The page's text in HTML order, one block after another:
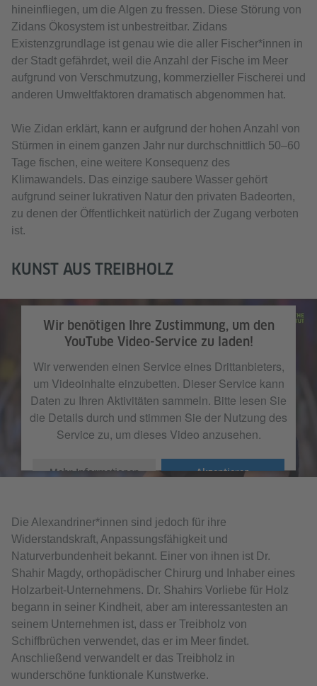
hineinfliegen, um die Algen zu fressen. Diese Störung von
Zidans Ökosystem ist unbestreitbar. Zidans
Existenzgrundlage ist genau wie die aller Fischer*innen in
der Stadt gefährdet, weil die Anzahl der Fische im Meer
aufgrund von Verschmutzung, kommerzieller Fischerei und
anderen Umweltfaktoren dramatisch abgenommen hat.
Wie Zidan erklärt, kann er aufgrund der hohen Anzahl von
Stürmen in einem ganzen Jahr nur durchschnittlich 50–60
Tage fischen, eine weitere Konsequenz des
Klimawandels. Das einzige saubere Wasser gehört
aufgrund seiner lukrativen Natur den privaten Badeorten,
zu denen der Öffentlichkeit natürlich der Zugang verboten
ist.
KUNST AUS TREIBHOLZ
Wir benötigen Ihre Zustimmung, um den
YouTube Video-Service zu laden!
Wir verwenden einen Service eines Drittanbieters,
um Videoinhalte einzubetten. Dieser Service kann
Daten zu Ihren Aktivitäten sammeln. Bitte lesen Sie
die Details durch und stimmen Sie der Nutzung des
Service zu, um dieses Video anzusehen.
Mehr Informationen Akzeptieren
Die Alexandriner*innen sind jedoch für ihre
Widerstandskraft, Anpassungsfähigkeit und
Naturverbundenheit bekannt. Einer von ihnen ist Dr.
Shahir Magdy, orthopädischer Chirurg und Inhaber eines
Holzarbeit-Unternehmens. Dr. Shahirs Vorliebe für Holz
begann in seiner Kindheit, aber am interessantesten an
seinem Unternehmen ist, dass er Treibholz von
Schiffbrüchen verwendet, das er im Meer findet.
Anschließend verwandelt er das Treibholz in
wunderschöne funktionale Kunstwerke.